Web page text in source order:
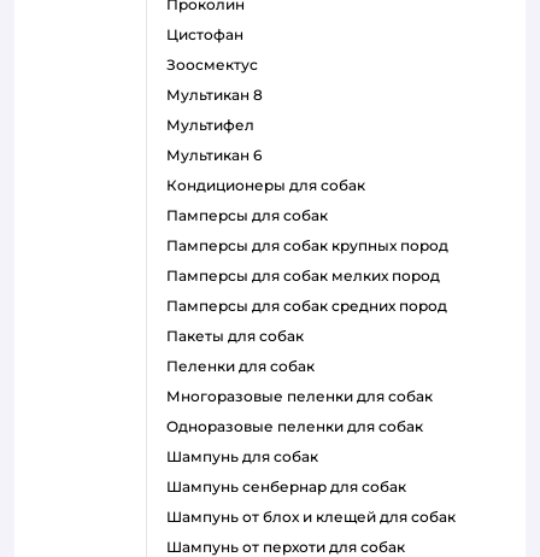
проколин
цистофан
зоосмектус
мультикан 8
мультифел
мультикан 6
кондиционеры для собак
памперсы для собак
памперсы для собак крупных пород
памперсы для собак мелких пород
памперсы для собак средних пород
пакеты для собак
пеленки для собак
многоразовые пеленки для собак
одноразовые пеленки для собак
шампунь для собак
шампунь сенбернар для собак
шампунь от блох и клещей для собак
шампунь от перхоти для собак